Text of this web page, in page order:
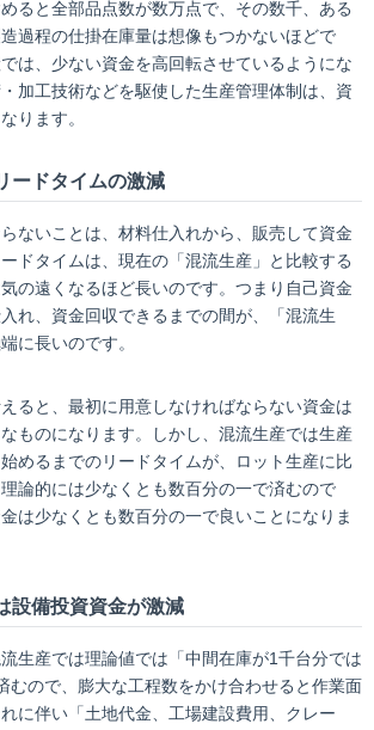
ると全部品点数が数万点で、その数千、ある
過程の仕掛在庫量は想像もつかないほどで
は、少ない資金を高回転させているようにな
加工技術などを駆使した生産管理体制は、資
ります。
ードタイムの激減
ないことは、材料仕入れから、販売して資金
ドタイムは、現在の「混流生産」と比較する
の遠くなるほど長いのです。つまり自己資金
れ、資金回収できるまでの間が、「混流生
に長いのです。
ると、最初に用意しなければならない資金は
ものになります。しかし、混流生産では生産
めるまでのリードタイムが、ロット生産に比
論的には少なくとも数百分の一で済むので
は少なくとも数百分の一で良いことになりま
設備投資資金が激減
生産では理論値では「中間在庫が1千台分では
むので、膨大な工程数をかけ合わせると作業面
に伴い「土地代金、工場建設費用、クレー